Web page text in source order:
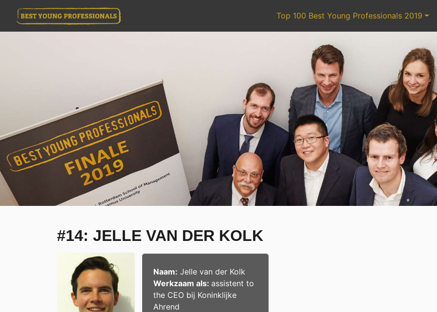
Top 100 Best Young Professionals 2019
#14: JELLE VAN DER KOLK
Naam: Jelle van der Kolk
Werkzaam als: assistent to
the CEO bij Koninklijke
Ahrend